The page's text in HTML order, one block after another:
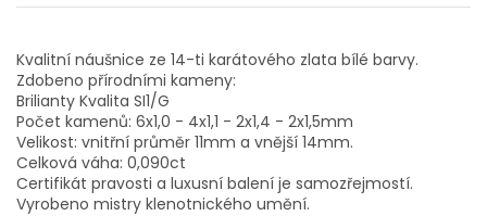
Kvalitní náušnice ze 14-ti karátového zlata bílé barvy.
Zdobeno přírodními kameny:
Brilianty Kvalita SI1/G
Počet kamenů: 6x1,0 - 4x1,1 - 2x1,4 - 2x1,5mm
Velikost: vnitřní průměr 11mm a vnější 14mm.
Celková váha: 0,090ct
Certifikát pravosti a luxusní balení je samozřejmostí.
Vyrobeno mistry klenotnického umění.